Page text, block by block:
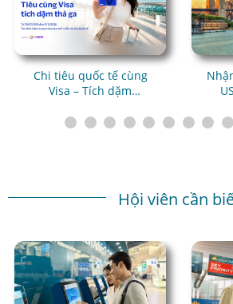
Chi tiêu quốc tế cùng
Visa – Tích dặm
hành trình
Hội viên cần